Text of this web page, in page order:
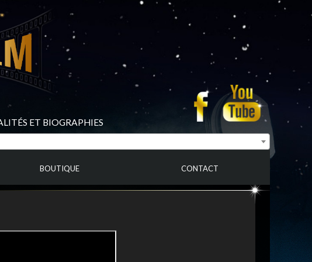
ET BIOGRAPHIES
BOUTIQUE CONTACT